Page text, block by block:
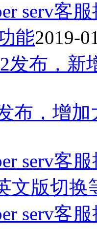
serv客
能2019-
发布，新
布，增
serv客
文版切换
serv客